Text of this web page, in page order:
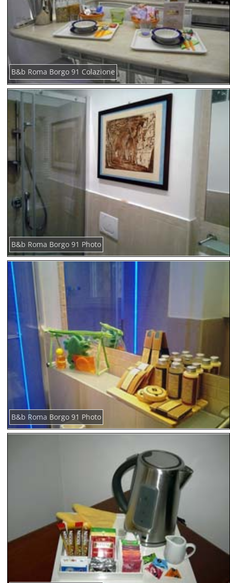
B&b Roma Borgo 91 Colazione
B&b Roma Borgo 91 Photo
B&b Roma Borgo 91 Photo